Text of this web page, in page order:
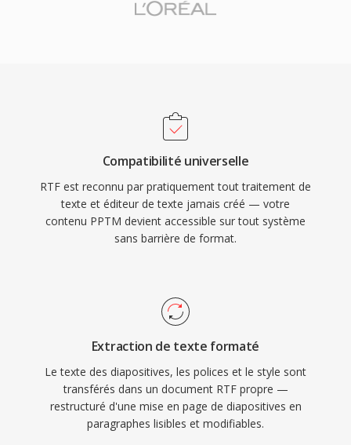
Compatibilité universelle
RTF est reconnu par pratiquement tout traitement de
texte et éditeur de texte jamais créé — votre
contenu PPTM devient accessible sur tout système
sans barrière de format.
Extraction de texte formaté
Le texte des diapositives, les polices et le style sont
transférés dans un document RTF propre —
restructuré d'une mise en page de diapositives en
paragraphes lisibles et modifiables.